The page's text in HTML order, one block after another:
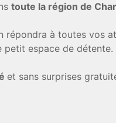
toute la région de
répondra à toutes vos
petit espace de détente.
et sans surprises